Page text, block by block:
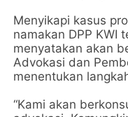
Menyikapi kasus
namakan DPP KWI
menyatakan akan
Advokasi dan
menentukan
“Kami akan